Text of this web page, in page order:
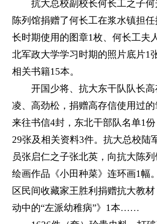
抗大总校副校长何长工之子
陈列馆捐赠了何长工在浆水镇担
长时期使用的图章1枚、何长工夫
北军政大学学习时期的照片底片1
相关书籍15本。
开国少将、抗大东干队队长
凌、高劲松，捐赠高存信使用过的
来往书信4封，东北干部队名单1
29张及相关资料3件。抗大总校陆
员张启仁之子张北英，向抗大陈
绘画作品《小田种菜》连环画1幅
区民间收藏家王胜利捐赠抗大教
动中的“左派幼稚病”》1本……